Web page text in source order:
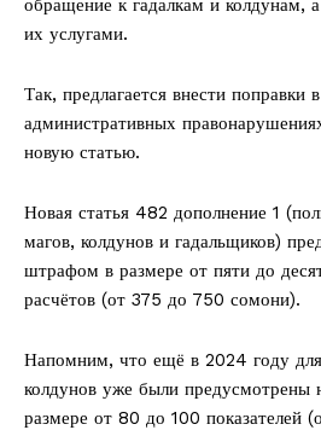
их услугами.
Так, предлагается внести поправки
административных
новую статью.
Новая статья 482 дополнение 1
магов, колдунов и гадальщиков)
штрафом в размере от пяти до
расчётов (от 375 до 750 сомони).
Напомним, что ещё в 2024 году
колдунов уже были предусмотрены
размере от 80 до 100 показателей